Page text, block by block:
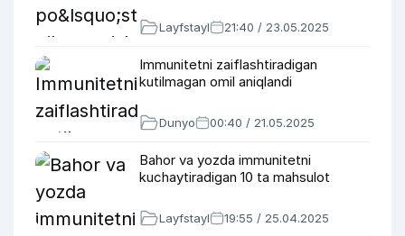
Layfstayl 21:40 / 23.05.2025
Immunitetni zaiflashtiradigan
kutilmagan omil aniqlandi
Dunyo 00:40 / 21.05.2025
Bahor va yozda immunitetni
kuchaytiradigan 10 ta mahsulot
Layfstayl 19:55 / 25.04.2025